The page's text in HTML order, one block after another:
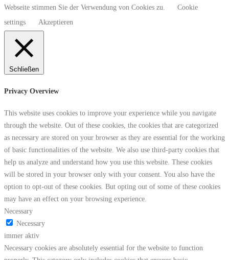
Webseite stimmen Sie der Verwendung von Cookies zu.
Cookie
settings
Akzeptieren
Schließen
Privacy Overview
This website uses cookies to improve your experience while you navigate
through the website. Out of these cookies, the cookies that are categorized
as necessary are stored on your browser as they are essential for the working
of basic functionalities of the website. We also use third-party cookies that
help us analyze and understand how you use this website. These cookies
will be stored in your browser only with your consent. You also have the
option to opt-out of these cookies. But opting out of some of these cookies
may have an effect on your browsing experience.
Necessary
Necessary
immer aktiv
Necessary cookies are absolutely essential for the website to function